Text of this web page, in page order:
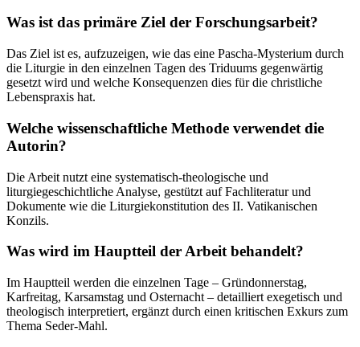
Was ist das primäre Ziel der Forschungsarbeit?
Das Ziel ist es, aufzuzeigen, wie das eine Pascha-Mysterium durch
die Liturgie in den einzelnen Tagen des Triduums gegenwärtig
gesetzt wird und welche Konsequenzen dies für die christliche
Lebenspraxis hat.
Welche wissenschaftliche Methode verwendet die
Autorin?
Die Arbeit nutzt eine systematisch-theologische und
liturgiegeschichtliche Analyse, gestützt auf Fachliteratur und
Dokumente wie die Liturgiekonstitution des II. Vatikanischen
Konzils.
Was wird im Hauptteil der Arbeit behandelt?
Im Hauptteil werden die einzelnen Tage – Gründonnerstag,
Karfreitag, Karsamstag und Osternacht – detailliert exegetisch und
theologisch interpretiert, ergänzt durch einen kritischen Exkurs zum
Thema Seder-Mahl.